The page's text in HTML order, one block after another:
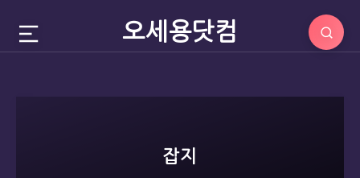
오세용닷컴
잡지